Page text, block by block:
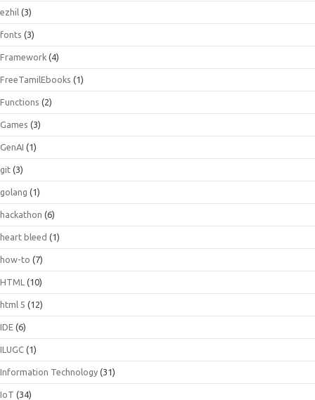
ezhil (3)
fonts (3)
Framework (4)
FreeTamilEbooks (1)
Functions (2)
Games (3)
GenAI (1)
git (3)
golang (1)
hackathon (6)
heart bleed (1)
how-to (7)
HTML (10)
html 5 (12)
IDE (6)
ILUGC (1)
Information Technology (31)
IoT (34)